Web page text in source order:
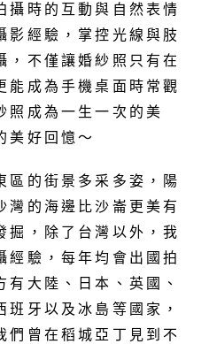
攝時的互動與自然表情
影經驗，掌控光線與肢
，不僅讓婚紗照只有在
能成為手機桌面時常觀
照成為一生一次的美
美好回憶～
的街景多采多姿，陽
灣的海邊比沙崙更美有
掘，除了台灣以外，我
經驗，每年均會出國拍
有大陸、日本、英國、
班牙以及冰島等國家，
們曾在稻城亞丁見到不